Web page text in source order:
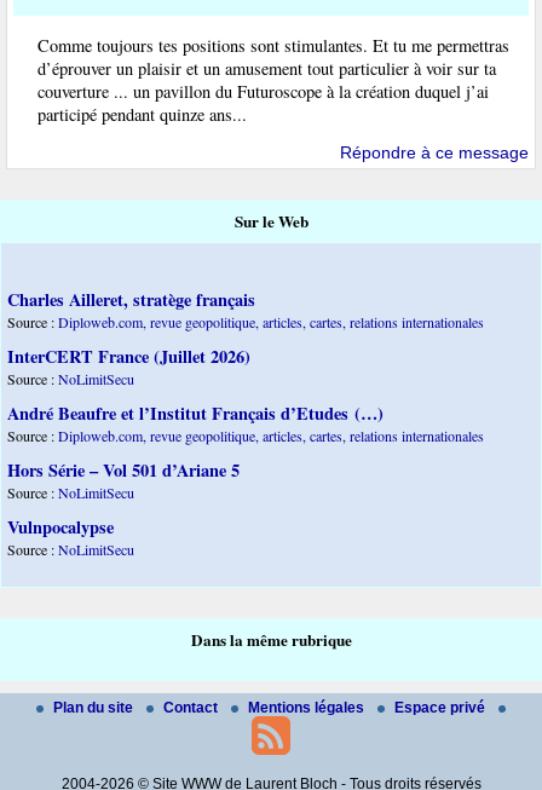
Comme toujours tes positions sont stimulantes. Et tu me permettras
d’éprouver un plaisir et un amusement tout particulier à voir sur ta
couverture ... un pavillon du Futuroscope à la création duquel j’ai
participé pendant quinze ans...
Répondre à ce message
Sur le Web
Charles Ailleret, stratège français
Source :Diploweb.com, revue geopolitique, articles, cartes, relations internationales
InterCERT France (Juillet 2026)
Source :NoLimitSecu
André Beaufre et l’Institut Français d’Etudes (…)
Source :Diploweb.com, revue geopolitique, articles, cartes, relations internationales
Hors Série – Vol 501 d’Ariane 5
Source :NoLimitSecu
Vulnpocalypse
Source :NoLimitSecu
Dans la même rubrique
Plan du site Contact Mentions légales Espace privé
2004-2026 © Site WWW de Laurent Bloch - Tous droits réservés